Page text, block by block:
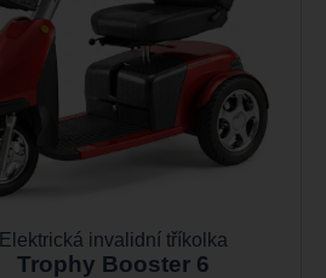
Elektrická invalidní tříkolka
Trophy Booster 6